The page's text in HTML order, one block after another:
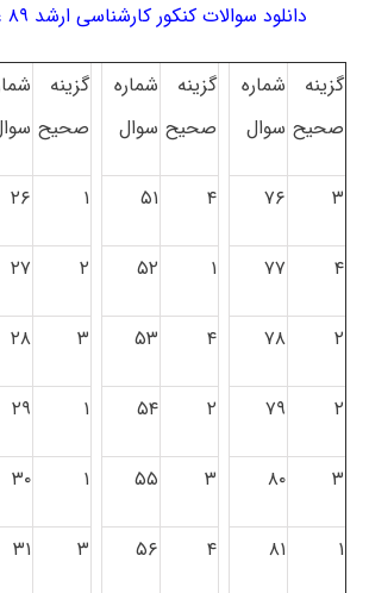
دانلود سوالات کنکور کارشناسی ارشد ۸۹ علوم اجتماعی
گزینه
صحیح
شماره
سوال
گزینه
صحیح
شماره
سوال
گزینه
صحیح
۳ ۷۶ ۴ ۵۱ ۱ ۲۶
۴ ۷۷ ۱ ۵۲ ۲ ۲۷
۲ ۷۸ ۴ ۵۳ ۳ ۲۸
۲ ۷۹ ۲ ۵۴ ۱ ۲۹
۳ ۸۰ ۳ ۵۵ ۱ ۳۰
۱ ۸۱ ۴ ۵۶ ۳ ۳۱